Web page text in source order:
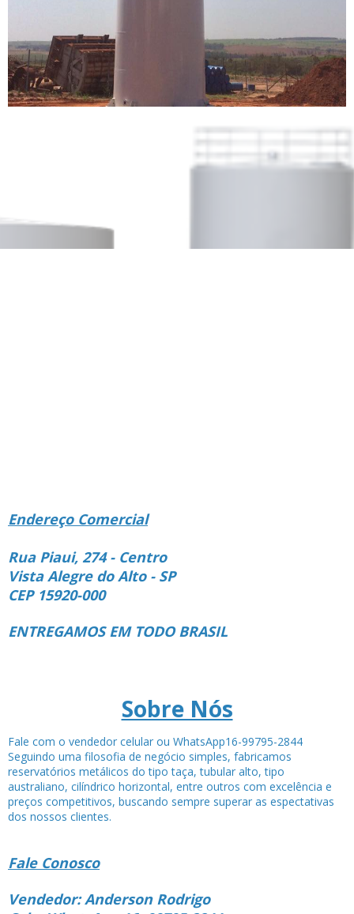
Endereço Comercial
Rua Piaui, 274 - Centro
Vista Alegre do Alto - SP
CEP 15920-000
ENTREGAMOS EM TODO BRASIL
Sobre Nós
Fale com o vendedor celular ou WhatsApp16-99795-2844
Seguindo uma filosofia de negócio simples, fabricamos
reservatórios metálicos do tipo taça, tubular alto, tipo
australiano, cilíndrico horizontal, entre outros com excelência e
preços competitivos, buscando sempre superar as espectativas
dos nossos clientes.
Fale Conosco
Vendedor: Anderson Rodrigo